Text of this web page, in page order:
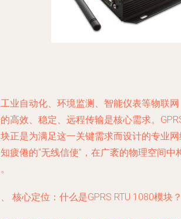
业自动化、环境监测、智能仪表等物联
高效、稳定、远程传输是核心需求。
正是为满足这一关键需求而设计的专业
疲倦的“无线信使”，在广袤的物理空间中
核心定位：什么是GPRS RTU 1080模块？